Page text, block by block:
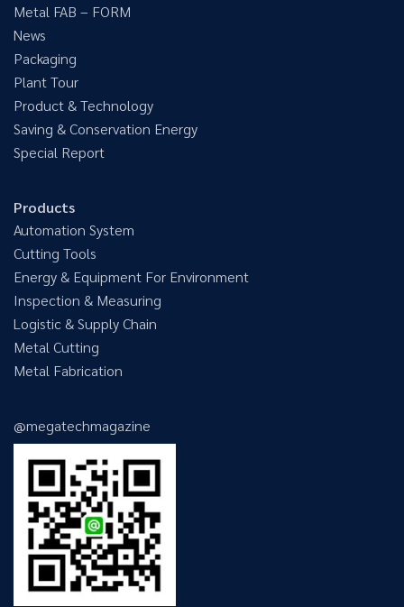
Metal FAB – FORM
News
Packaging
Plant Tour
Product & Technology
Saving & Conservation Energy
Special Report
Products
Automation System
Cutting Tools
Energy & Equipment For Environment
Inspection & Measuring
Logistic & Supply Chain
Metal Cutting
Metal Fabrication
@megatechmagazine